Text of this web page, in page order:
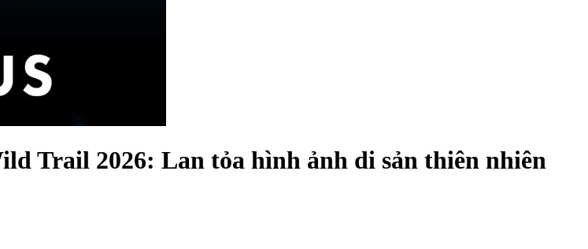
Trail 2026: Lan tỏa hình ảnh di sản thiên nhiên